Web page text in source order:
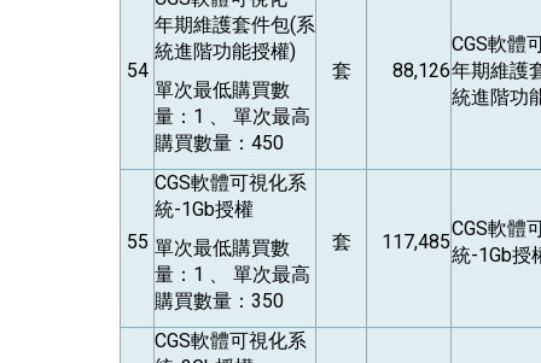
54
年期維護套件包(系
統進階功能授權)
單次最低購買數
量：1 、 單次最高
購買數量：450
套 88,126
CGS軟體
年期維護
統進階功
55
CGS軟體可視化系
統-1Gb授權
單次最低購買數
量：1 、 單次最高
購買數量：350
套 117,485
CGS軟體
統-1Gb授
CGS軟體可視化系